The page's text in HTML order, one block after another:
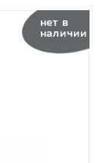
нет в
наличии